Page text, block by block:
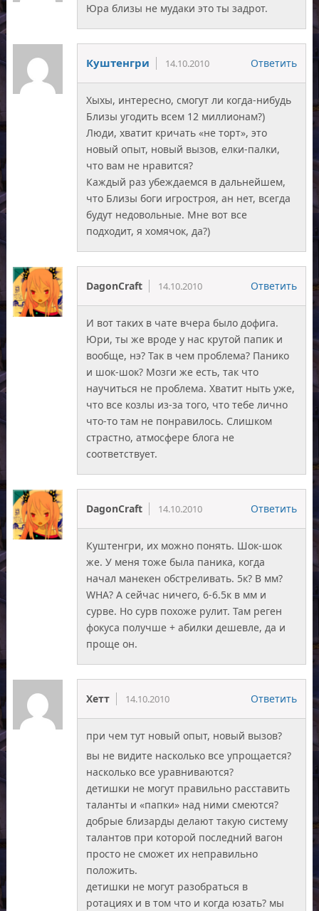
Юра близы не мудаки это ты задрот.
Куштенгри 14.10.2010 Ответить
Хыхы, интересно, смогут ли когда-нибудь
Близы угодить всем 12 миллионам?)
Люди, хватит кричать «не торт», это
новый опыт, новый вызов, елки-палки,
что вам не нравится?
Каждый раз убеждаемся в дальнейшем,
что Близы боги игростроя, ан нет, всегда
будут недовольные. Мне вот все
подходит, я хомячок, да?)
DagonCraft 14.10.2010 Ответить
И вот таких в чате вчера было дофига.
Юри, ты же вроде у нас крутой папик и
вообще, нэ? Так в чем проблема? Панико
и шок-шок? Мозги же есть, так что
научиться не проблема. Хватит ныть уже,
что все козлы из-за того, что тебе лично
что-то там не понравилось. Слишком
страстно, атмосфере блога не
соответствует.
DagonCraft 14.10.2010 Ответить
Куштенгри, их можно понять. Шок-шок
же. У меня тоже была паника, когда
начал манекен обстреливать. 5к? В мм?
WHA? А сейчас ничего, 6-6.5к в мм и
сурве. Но сурв похоже рулит. Там реген
фокуса получше + абилки дешевле, да и
проще он.
Хетт 14.10.2010 Ответить
при чем тут новый опыт, новый вызов?
вы не видите насколько все упрощается?
насколько все уравниваются?
детишки не могут правильно расставить
таланты и «папки» над ними смеются?
добрые близарды делают такую систему
талантов при которой последний вагон
просто не сможет их неправильно
положить.
детишки не могут разобраться в
ротациях и в том что и когда юзать? мы